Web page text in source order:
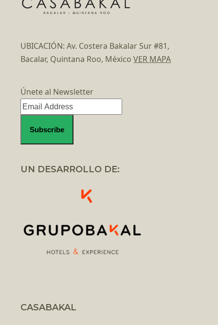
UBICACIÓN: Av. Costera Bakalar Sur #81,
Bacalar, Quintana Roo, MéxicoVER MAPA
Únete al Newsletter
UN DESARROLLO DE:
CASABAKAL